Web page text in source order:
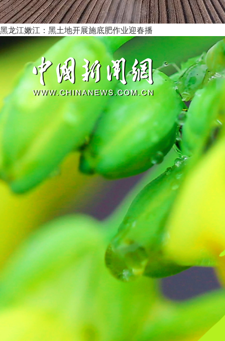
黑龙江嫩江：黑土地开展施底肥作业迎春播